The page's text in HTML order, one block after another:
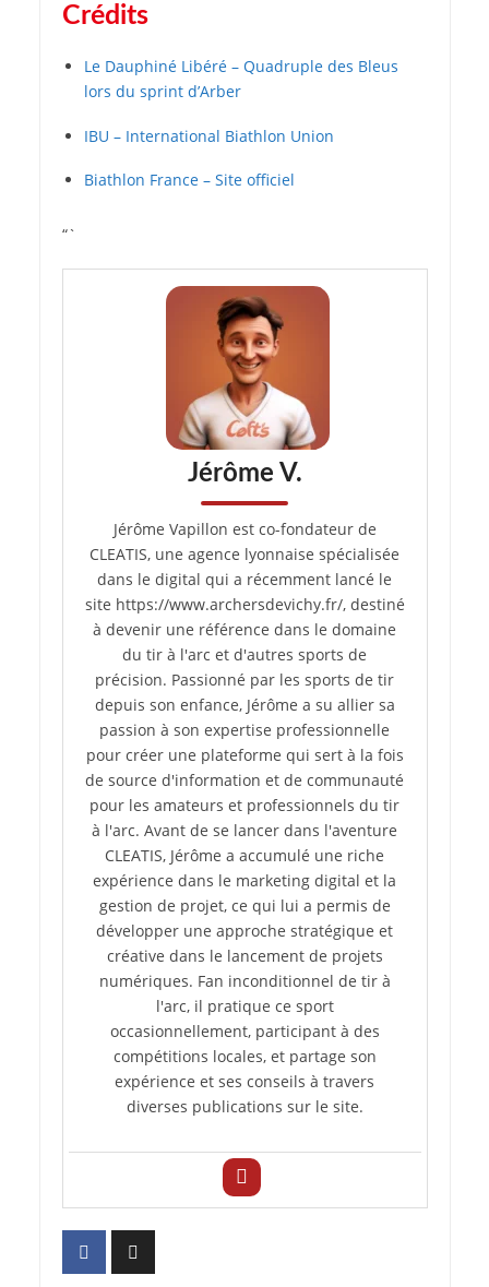
Crédits
Le Dauphiné Libéré – Quadruple des Bleus
lors du sprint d’Arber
IBU – International Biathlon Union
Biathlon France – Site officiel
“`
Jérôme V.
Jérôme Vapillon est co-fondateur de
CLEATIS, une agence lyonnaise spécialisée
dans le digital qui a récemment lancé le
site https://www.archersdevichy.fr/, destiné
à devenir une référence dans le domaine
du tir à l'arc et d'autres sports de
précision. Passionné par les sports de tir
depuis son enfance, Jérôme a su allier sa
passion à son expertise professionnelle
pour créer une plateforme qui sert à la fois
de source d'information et de communauté
pour les amateurs et professionnels du tir
à l'arc. Avant de se lancer dans l'aventure
CLEATIS, Jérôme a accumulé une riche
expérience dans le marketing digital et la
gestion de projet, ce qui lui a permis de
développer une approche stratégique et
créative dans le lancement de projets
numériques. Fan inconditionnel de tir à
l'arc, il pratique ce sport
occasionnellement, participant à des
compétitions locales, et partage son
expérience et ses conseils à travers
diverses publications sur le site.